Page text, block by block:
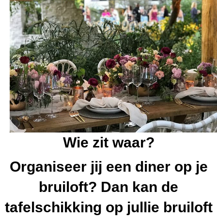
Wie zit waar?
Organiseer jij een diner op je
bruiloft? Dan kan de
tafelschikking op jullie bruiloft